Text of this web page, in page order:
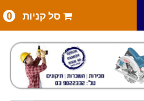
סל קניות 0